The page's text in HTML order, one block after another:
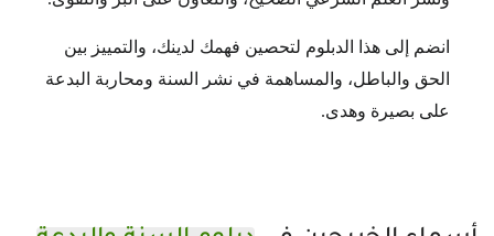
انضم إلى هذا الدبلوم لتحصين فهمك لدينك، والتمييز بين
الحق والباطل، والمساهمة في نشر السنة ومحاربة البدعة
على بصيرة وهدى.